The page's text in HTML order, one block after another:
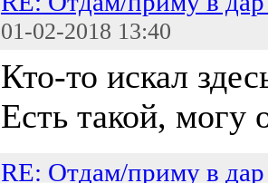
01-02-2018 13:40
Кто-то искал
Есть такой, могу
RE: Отдам/приму в дар